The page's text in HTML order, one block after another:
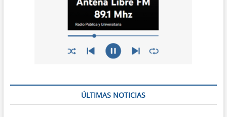
ÚLTIMAS NOTICIAS